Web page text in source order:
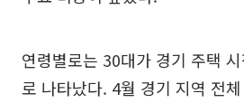
연령별로는 30대가 경기 주택
로 나타났다. 4월 경기 지역 전